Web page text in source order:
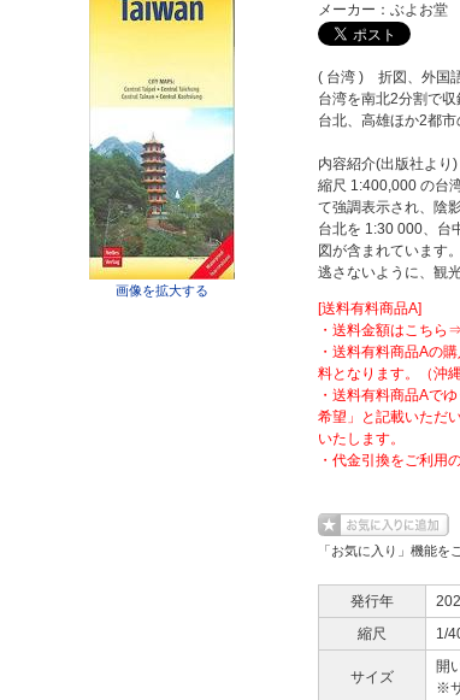
画像を拡大する
メーカー：ぶよお
( 台湾 ) 折図、外国
台湾を南北2分割で収
台北、高雄ほか2都市
内容紹介(出版社より)
縮尺 1:400,000 の台
て強調表示され、陰
台北を 1:30 000、台
図が含まれています
逃さないように、観
[送料有料商品A]
・送料金額はこちら⇒
・送料有料商品Aの
料となります。（沖
・送料有料商品Aで
希望」と記載いただ
いたします。
・代金引換をご利用
「お気に入り」機能を
発行年
縮尺
1/
サイズ
開
※